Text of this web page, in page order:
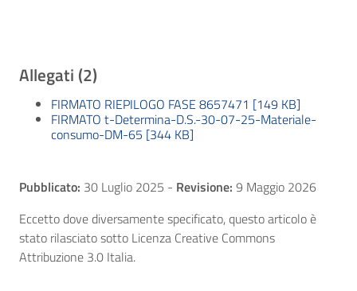
Allegati (2)
FIRMATO RIEPILOGO FASE 8657471 [149 KB]
FIRMATO t-Determina-D.S.-30-07-25-Materiale-
consumo-DM-65 [344 KB]
Pubblicato: 30 Luglio 2025 - Revisione: 9 Maggio 2026
Eccetto dove diversamente specificato, questo articolo è
stato rilasciato sotto Licenza Creative Commons
Attribuzione 3.0 Italia.